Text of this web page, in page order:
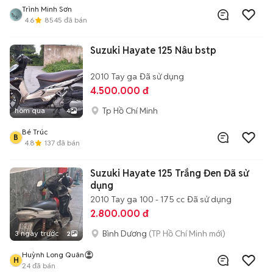
Trình Minh Sơn
4.6
8545 đã bán
hôm qua 4
Suzuki Hayate 125 Nâu bstp
2010 Tay ga Đã sử dụng
4.500.000 đ
Tp Hồ Chí Minh
B
Bé Trúc
4.8
137 đã bán
3 ngày trước 2
Suzuki Hayate 125 Trắng Đen Đã sử
dụng
2010 Tay ga 100 - 175 cc Đã sử dụng
2.800.000 đ
Bình Dương (TP Hồ Chí Minh mới)
H
Huỳnh Long Quân
24 đã bán